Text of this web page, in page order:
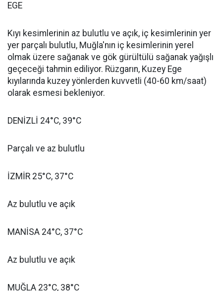
EGE
Kıyı kesimlerinin az bulutlu ve açık, iç kesimlerinin yer
yer parçalı bulutlu, Muğla'nın iç kesimlerinin yerel
olmak üzere sağanak ve gök gürültülü sağanak yağışlı
geçeceği tahmin ediliyor. Rüzgarın, Kuzey Ege
kıyılarında kuzey yönlerden kuvvetli (40-60 km/saat)
olarak esmesi bekleniyor.
DENİZLİ 24°C, 39°C
Parçalı ve az bulutlu
İZMİR 25°C, 37°C
Az bulutlu ve açık
MANİSA 24°C, 37°C
Az bulutlu ve açık
MUĞLA 23°C, 38°C